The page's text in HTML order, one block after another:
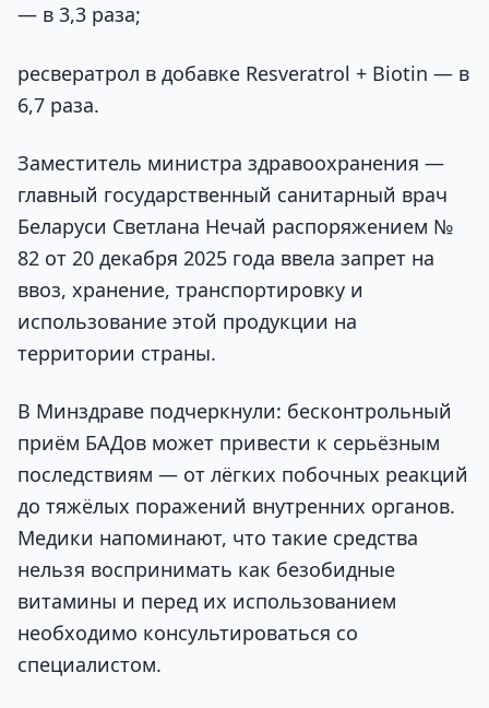
— в 3,3 раза;
ресвератрол в добавке Resveratrol + Biotin — в
6,7 раза.
Заместитель министра здравоохранения —
главный государственный санитарный врач
Беларуси Светлана Нечай распоряжением №
82 от 20 декабря 2025 года ввела запрет на
ввоз, хранение, транспортировку и
использование этой продукции на
территории страны.
В Минздраве подчеркнули: бесконтрольный
приём БАДов может привести к серьёзным
последствиям — от лёгких побочных реакций
до тяжёлых поражений внутренних органов.
Медики напоминают, что такие средства
нельзя воспринимать как безобидные
витамины и перед их использованием
необходимо консультироваться со
специалистом.